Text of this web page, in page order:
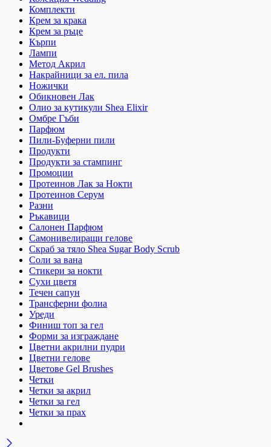
Комплекти
Крем за крака
Крем за ръце
Кърпи
Лампи
Метод Акрил
Накрайници за ел. пила
Ножички
Обикновен Лак
Олио за кутикули Shea Elixir
Омбре Гъби
Парфюм
Пили-Буферни пили
Продукти
Продукти за стампинг
Промоции
Протеинов Лак за Нокти
Протеинов Серум
Разни
Ръкавици
Салонен Парфюм
Самонивелиращи гелове
Скраб за тяло Shea Sugar Body Scrub
Соли за вана
Стикери за нокти
Сухи цветя
Течен сапун
Трансферни фолиа
Уреди
Финиш топ за гел
Форми за изграждане
Цветни акрилни пудри
Цветни гелове
Цветове Gel Brushes
Четки
Четки за акрил
Четки за гел
Четки за прах